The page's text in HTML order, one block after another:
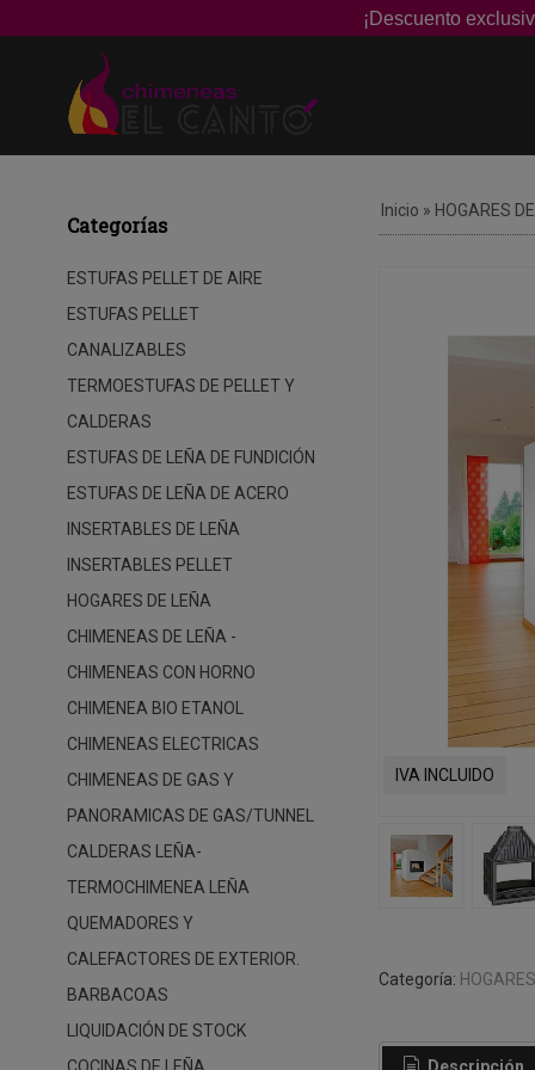
¡Descuento
Categorías
ESTUFAS PELLET DE AIRE
ESTUFAS PELLET
CANALIZABLES
TERMOESTUFAS DE PELLET Y
CALDERAS
ESTUFAS DE LEÑA DE FUNDICIÓN
ESTUFAS DE LEÑA DE ACERO
INSERTABLES DE LEÑA
INSERTABLES PELLET
HOGARES DE LEÑA
CHIMENEAS DE LEÑA -
CHIMENEAS CON HORNO
CHIMENEA BIO ETANOL
CHIMENEAS ELECTRICAS
CHIMENEAS DE GAS Y
PANORAMICAS DE GAS/TUNNEL
CALDERAS LEÑA-
TERMOCHIMENEA LEÑA
QUEMADORES Y
CALEFACTORES DE EXTERIOR.
BARBACOAS
LIQUIDACIÓN DE STOCK
Inicio » HOGARES
IVA INCLUIDO
Categoría:
Descripción